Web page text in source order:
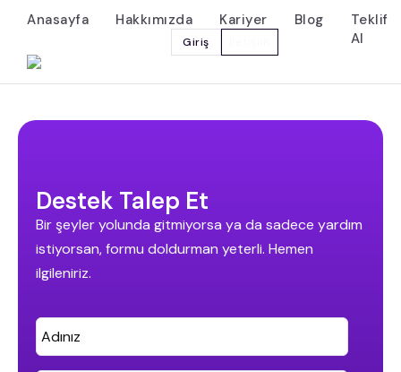
Anasayfa Hakkımızda Kariyer Blog
Teklif
Al
Giriş
Destek Talep Et
Bir şeyler yolunda gitmiyorsa ya da sadece yardım
istiyorsan, formu doldurman yeterli. Hemen
ilgileniriz.